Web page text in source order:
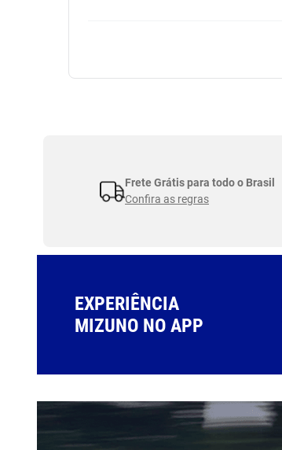
Frete Grátis para todo o Brasil
Confira as regras
EXPERIÊNCIA
MIZUNO NO APP